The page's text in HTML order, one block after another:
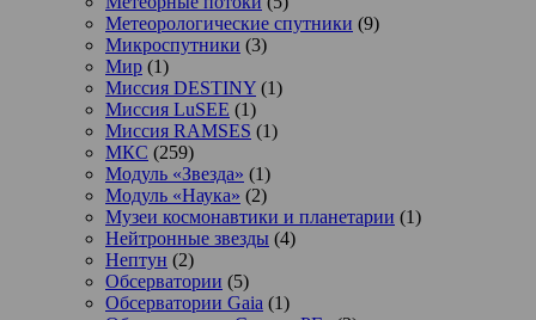
Метеорологические спутники (9)
Микроспутники (3)
Мир (1)
Миссия DESTINY (1)
Миссия LuSEE (1)
Миссия RAMSES (1)
МКС (259)
Модуль «Звезда» (1)
Модуль «Наука» (2)
Музеи космонавтики и планетарии (1)
Нейтронные звезды (4)
Нептун (2)
Обсерватории (5)
Обсерватории Gaia (1)